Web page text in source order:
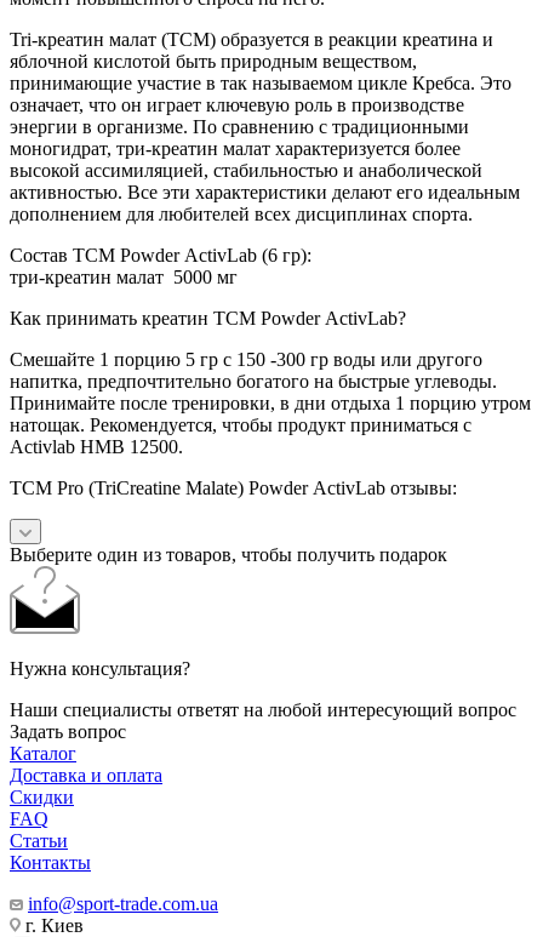
Tri-креатин малат (ТСМ) образуется в реакции креатина и
яблочной кислотой быть природным веществом,
принимающие участие в так называемом цикле Кребса. Это
означает, что он играет ключевую роль в производстве
энергии в организме. По сравнению с традиционными
моногидрат, три-креатин малат характеризуется более
высокой ассимиляцией, стабильностью и анаболической
активностью. Все эти характеристики делают его идеальным
дополнением для любителей всех дисциплинах спорта.
Состав TCM Powder ActivLab (6 гр):
три-креатин малат 5000 мг
Как принимать креатин TCM Powder ActivLab?
Смешайте 1 порцию 5 гр с 150 -300 гр воды или другого
напитка, предпочтительно богатого на быстрые углеводы.
Принимайте после тренировки, в дни отдыха 1 порцию утром
натощак. Рекомендуется, чтобы продукт приниматься с
Activlab HMB 12500.
TCM Pro (TriCreatine Malate) Powder ActivLab отзывы:
Выберите один из товаров, чтобы получить подарок
Нужна консультация?
Наши специалисты ответят на любой интересующий вопрос
Задать вопрос
Каталог
Доставка и оплата
Скидки
FAQ
Статьи
Контакты
info@sport-trade.com.ua
г. Киев